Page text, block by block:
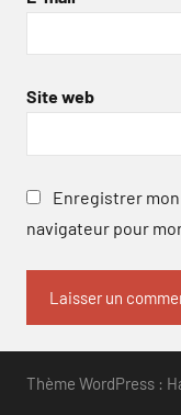
Site web
Enregistrer
navigateur pour
Thème WordPress :